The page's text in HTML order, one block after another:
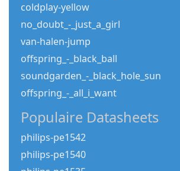
coldplay-yellow
no_doubt_-_just_a_girl
van-halen-jump
offspring_-_black_ball
soundgarden_-_black_hole_sun
offspring_-_all_i_want
Populaire Datasheets
philips-pe1542
philips-pe1540